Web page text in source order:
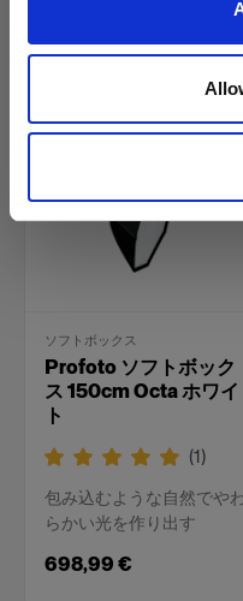
599,00 €
ソフトボックス
Profoto ソフトボック
ス 150cm Octa ホワイ
ト
(1)
包み込むような自然でや
らかい光を作り出す
698,99 €